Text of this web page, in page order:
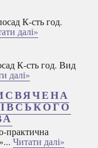
К-сть год.
далі»
К-сть год. Вид
далі»
практична
Читати далі»